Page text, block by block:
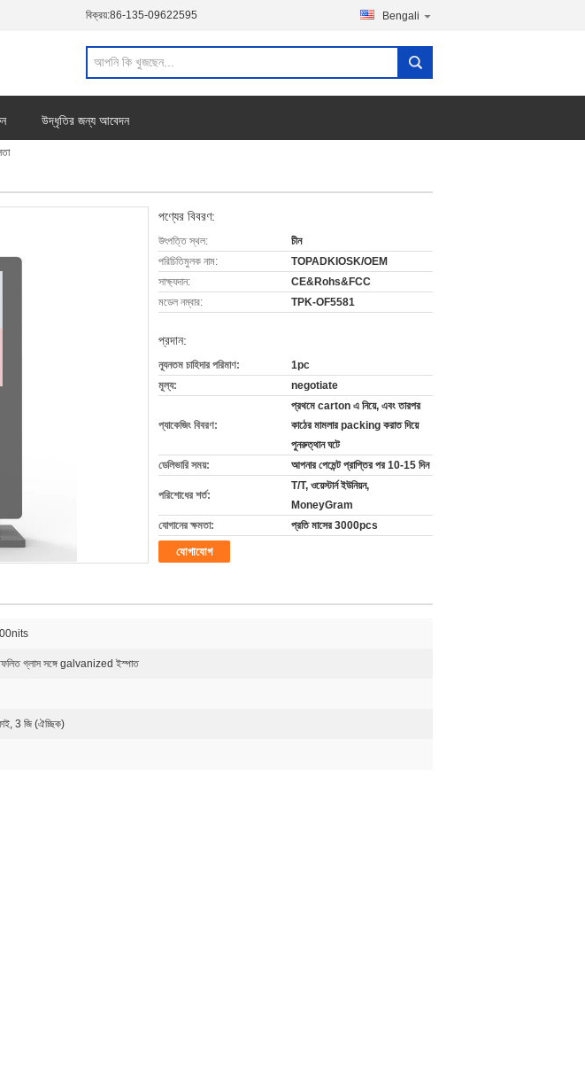
বিক্রয়:86-135-09622595 Bengali
উদ্ধৃতির জন্য আবেদন
পণ্যের বিবরণ:
উৎপত্তি স্থল:
চীন
পরিচিতিমুলক নাম:
TOPADKIOSK/OEM
সাক্ষ্যদান:
CE&Rohs&FCC
মডেল নম্বার:
TPK-OF5581
প্রদান:
ন্যূনতম চাহিদার পরিমাণ:
1pc
মূল্য:
negotiate
প্যাকেজিং বিবরণ:
প্রথমে carton এ নিয়ে, এবং তারপর
কাঠের মামলার packing করাত দিয়ে
পুনরুত্থান ঘটে
ডেলিভারি সময়:
আপনার পেমেন্ট প্রাপ্তির পর 10-15 দিন
পরিশোধের শর্ত:
T/T, ওয়েস্টার্ন ইউনিয়ন,
MoneyGram
যোগানের ক্ষমতা:
প্রতি মাসের 3000pcs
যোগাযোগ
গ্লাস সঙ্গে galvanized ইস্পাত
3 জি (ঐচ্ছিক)